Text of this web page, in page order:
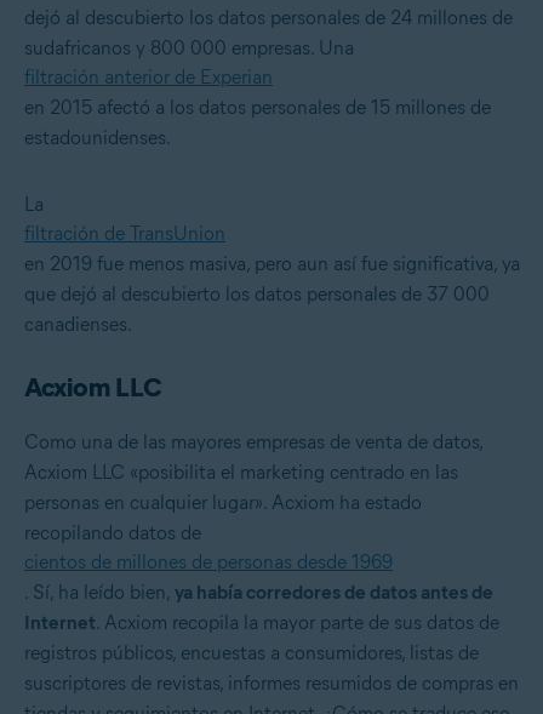
dejó al descubierto los datos personales de 24 millones de
sudafricanos y 800 000 empresas. Una
filtración anterior de Experian
en 2015 afectó a los datos personales de 15 millones de
estadounidenses.
La
filtración de TransUnion
en 2019 fue menos masiva, pero aun así fue significativa, ya
que dejó al descubierto los datos personales de 37 000
canadienses.
Acxiom LLC
Como una de las mayores empresas de venta de datos,
Acxiom LLC «posibilita el marketing centrado en las
personas en cualquier lugar». Acxiom ha estado
recopilando datos de
cientos de millones de personas desde 1969
. Sí, ha leído bien, ya había corredores de datos antes de
Internet. Acxiom recopila la mayor parte de sus datos de
registros públicos, encuestas a consumidores, listas de
suscriptores de revistas, informes resumidos de compras en